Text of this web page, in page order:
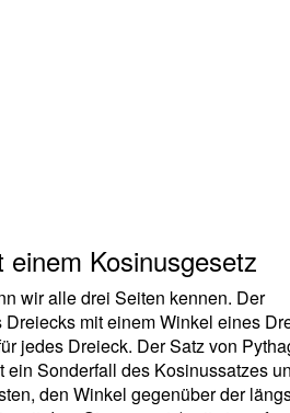
Kosinusgesetz
wir alle drei Seiten kennen. Der
mit einem Winkel eines
jedes Dreieck. Der Satz von
Sonderfall des Kosinussatzes
den Winkel gegenüber der